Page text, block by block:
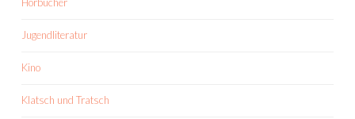
Jugendliteratur
Kino
Klatsch und Tratsch